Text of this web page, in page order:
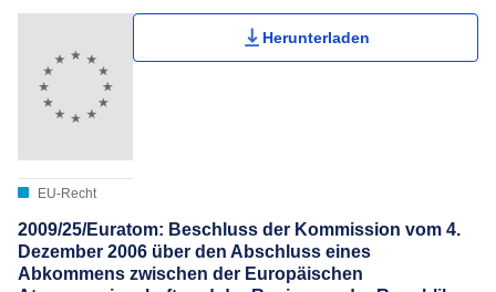
EU-Recht
Herunterladen
2009/25/Euratom: Beschluss der Kommission vom 4.
Dezember 2006 über den Abschluss eines
Abkommens zwischen der Europäischen